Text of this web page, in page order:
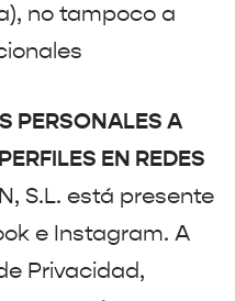
no tampoco a
PERSONALES A
EN REDES
S.L. está presente
e Instagram. A
Privacidad,